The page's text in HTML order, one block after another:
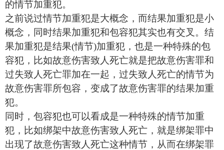
的情节加重犯。
之前说过情节加重犯是大概念，而结果加重犯是小
概念，同时结果加重犯和包容犯其实也有交叉。结
果加重犯是结果(情节)加重犯，也是一种特殊的包
容犯，比如故意伤害致人死亡就是把故意伤害罪和
过失致人死亡罪加在一起，过失致人死亡的情节为
故意伤害罪所包容，变成了故意伤害罪的结果加重
犯。
同时，包容犯也可以看成是一种特殊的情节加重
犯，比如绑架中故意伤害致人死亡，就是绑架罪中
出现了故意伤害致人死亡这种情节，从而在绑架罪